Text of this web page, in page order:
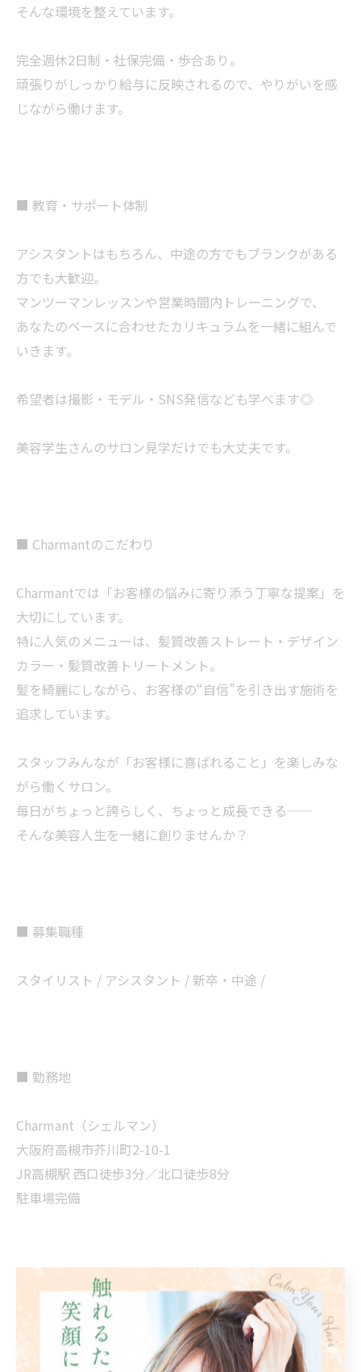
そんな環境を整えています。
完全週休2日制・社保完備・歩合あり。
頑張りがしっかり給与に反映されるので、やりがいを感
じながら働けます。
■ 教育・サポート体制
アシスタントはもちろん、中途の方でもブランクがある
方でも大歓迎。
マンツーマンレッスンや営業時間内トレーニングで、
あなたのペースに合わせたカリキュラムを一緒に組んで
いきます。
希望者は撮影・モデル・SNS発信なども学べます◎
美容学生さんのサロン見学だけでも大丈夫です。
■ Charmantのこだわり
Charmantでは「お客様の悩みに寄り添う丁寧な提案」を
大切にしています。
特に人気のメニューは、髪質改善ストレート・デザイン
カラー・髪質改善トリートメント。
髪を綺麗にしながら、お客様の“自信”を引き出す施術を
追求しています。
スタッフみんなが「お客様に喜ばれること」を楽しみな
がら働くサロン。
毎日がちょっと誇らしく、ちょっと成長できる――
そんな美容人生を一緒に創りませんか？
■ 募集職種
スタイリスト / アシスタント / 新卒・中途 /
■ 勤務地
Charmant（シェルマン）
大阪府高槻市芥川町2-10-1
JR高槻駅 西口徒歩3分／北口徒歩8分
駐車場完備
■ 求職者に向けての一言
「お客様に喜ばれながら、ちゃんと成長したい」
そんな想いを持っている方、ぜひ一度Charmantへ見学に